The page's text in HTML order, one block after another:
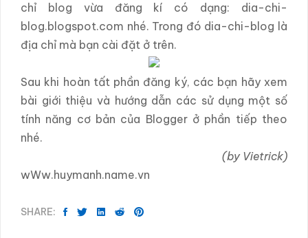
chỉ blog vừa đăng kí có dạng: dia-chi-
blog.blogspot.com nhé. Trong đó dia-chi-blog là
địa chỉ mà bạn cài đặt ở trên.
Sau khi hoàn tất phần đăng ký, các bạn hãy xem
bài giới thiệu và hướng dẫn các sử dụng một số
tính năng cơ bản của Blogger ở phần tiếp theo
nhé.
(by Vietrick)
wWw.huymanh.name.vn
SHARE: